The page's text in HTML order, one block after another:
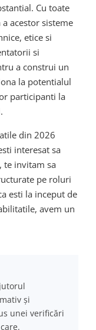
Cu toate
acestor sisteme
etice si
si
a construi un
la potentialul
participanti la
din 2026
interesat sa
te invitam sa
pe roluri
esti la inceput de
avem un
și
unei verificări